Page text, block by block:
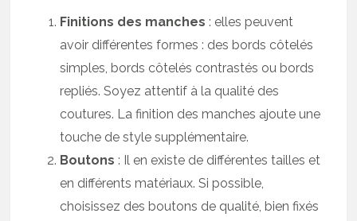
Finitions des manches : elles peuvent
avoir différentes formes : des bords côtelés
simples, bords côtelés contrastés ou bords
repliés. Soyez attentif à la qualité des
coutures. La finition des manches ajoute une
touche de style supplémentaire.
Boutons : Il en existe de différentes tailles et
en différents matériaux. Si possible,
choisissez des boutons de qualité, bien fixés